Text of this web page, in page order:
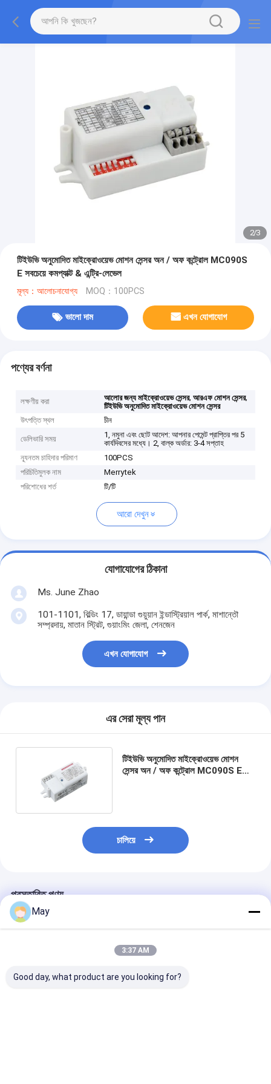
2/3
টিইউভি অনুমোদিত মাইক্রোওয়েভ মোশন সেন্সর অন / অফ কন্ট্রোল MC090S
E সবচেয়ে কমপ্যাক্ট & এন্ট্রি-লেভেল
মূল্য：আলোচনাযোগ্য MOQ：100PCS
ভালো দাম এখন যোগাযোগ
পণ্যের বর্ণনা
লক্ষণীয় করা আলোর জন্য মাইক্রোওয়েভ সেন্সর,আরএফ মোশন সেন্সর,
টিইউভি অনুমোদিত মাইক্রোওয়েভ মোশন সেন্সর
উৎপত্তি স্থল
চীন
ডেলিভারি সময়
1, নমুনা এবং ছোট আদেশ: আপনার পেমেন্ট প্রাপ্তির পর 5
কার্যদিবসের মধ্যে। 2, বাল্ক অর্ডার: 3-4 সপ্তাহ
ন্যূনতম চাহিদার পরিমাণ
100PCS
পরিচিতিমুলক নাম
Merrytek
পরিশোধের শর্ত
টি/টি
আরো দেখুন
যোগাযোগের ঠিকানা
Ms. June Zhao
101-1101, বিল্ডিং 17, ডায়ান্ডা গুয়ুয়ান ইন্ডাস্ট্রিয়াল পার্ক, মাশান্তৌ
সম্প্রদায়, মাতান স্ট্রিট, গুয়াংমিং জেলা, শেনজেন
এখন যোগাযোগ
এর সেরা মূল্য পান
টিইউভি অনুমোদিত মাইক্রোওয়েভ মোশন
সেন্সর অন / অফ কন্ট্রোল MC090S E
চালিয়ে
প্রস্তাবিত পণ্য
May
3:37 AM
Good day, what product are you looking for?